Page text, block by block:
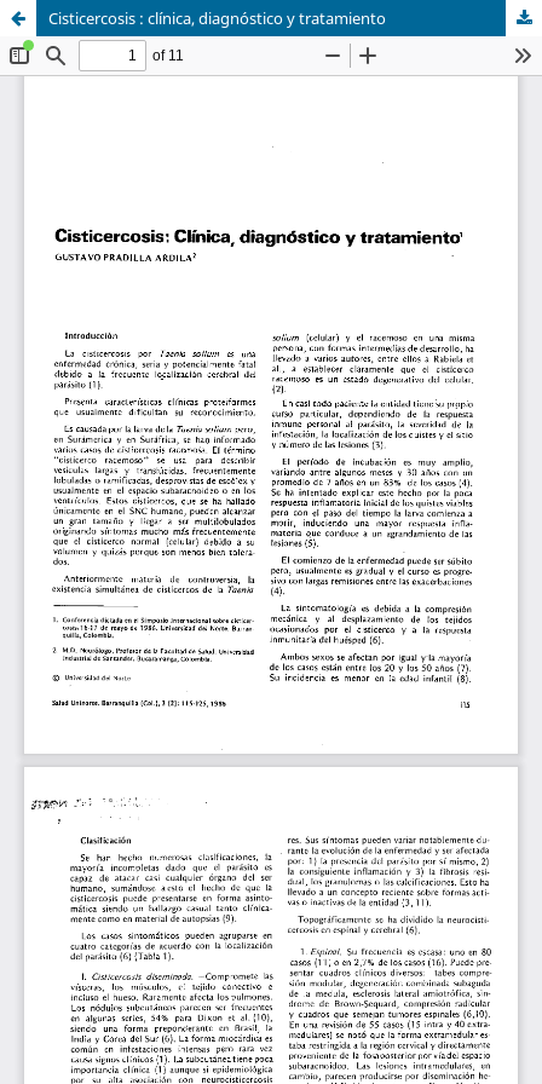
Cisticercosis : clínica, diagnóstico y tratamiento